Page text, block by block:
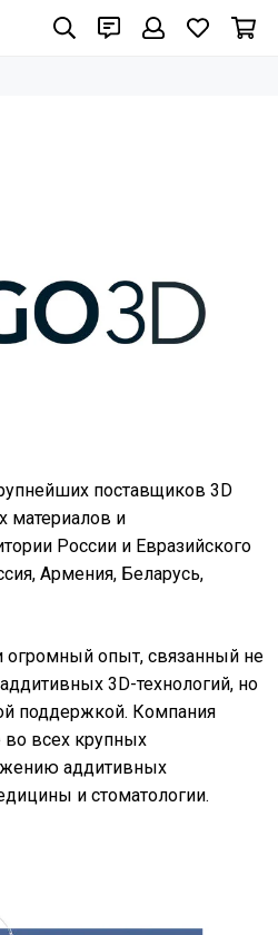
поставщиков 3D
материалов и
России и Евразийского
Армения, Беларусь,
огромный опыт, связанный не
3D-технологий, но
поддержкой. Компания
во всех крупных
аддитивных
и стоматологии.